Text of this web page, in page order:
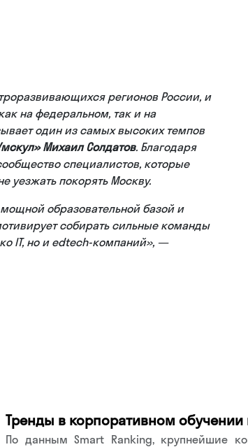
регионов России, и
на федеральном, так и на
один из самых высоких темпов
Михаил Солдатов. Благодаря
специалистов, которые
уезжать покорять Москву.
образовательной базой и
собирать сильные команды
IT, но и edtech-компаний», —
Тренды в корпоративном обучении
По данным Smart Ranking, крупнейшие